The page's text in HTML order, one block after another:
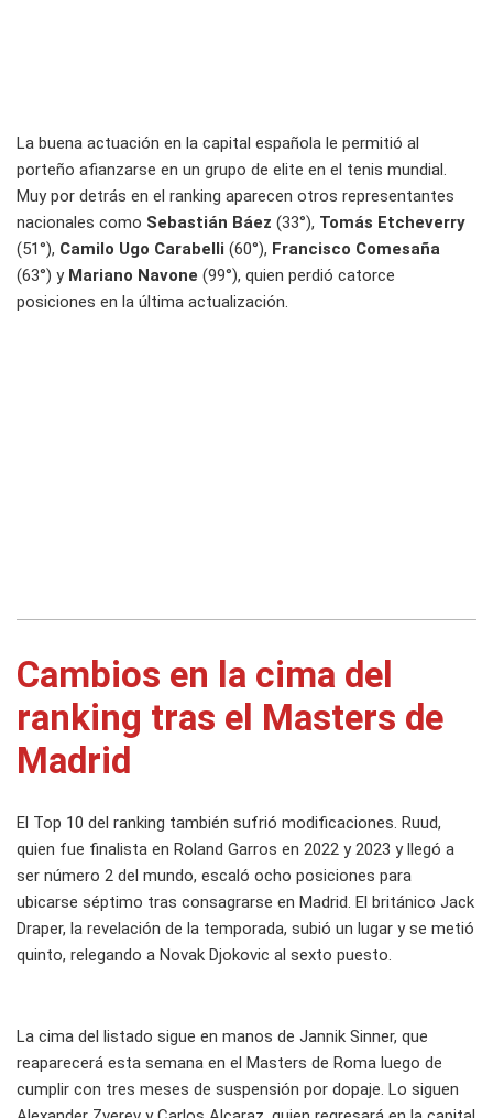
La buena actuación en la capital española le permitió al
porteño afianzarse en un grupo de elite en el tenis mundial.
Muy por detrás en el ranking aparecen otros representantes
nacionales como Sebastián Báez (33°), Tomás Etcheverry
(51°), Camilo Ugo Carabelli (60°), Francisco Comesaña
(63°) yMariano Navone (99°), quien perdió catorce
posiciones en la última actualización.
Cambios en la cima del
ranking tras el Masters de
Madrid
El Top 10 del ranking también sufrió modificaciones. Ruud,
quien fue finalista en Roland Garros en 2022 y 2023 y llegó a
ser número 2 del mundo, escaló ocho posiciones para
ubicarse séptimo tras consagrarse en Madrid. El británico Jack
Draper, la revelación de la temporada, subió un lugar y se metió
quinto, relegando a Novak Djokovic al sexto puesto.
La cima del listado sigue en manos de Jannik Sinner, que
reaparecerá esta semana en el Masters de Roma luego de
cumplir con tres meses de suspensión por dopaje. Lo siguen